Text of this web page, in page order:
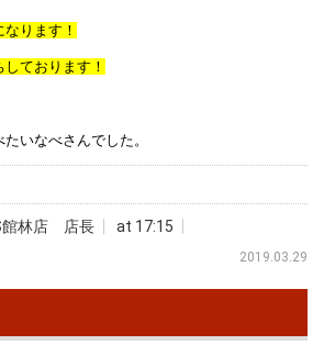
ります！
ております！
いなべさんでした。
館林店 店長 at 17:15
2019.03.29